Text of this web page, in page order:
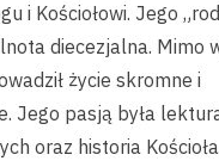
i Kościołowi. Jego
diecezjalna. Mimo
życie skromne i
Jego pasją była
oraz historia